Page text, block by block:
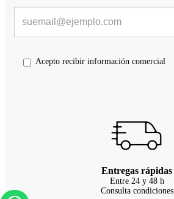
Acepto recibir información comercial
Entregas rápidas
Entre 24 y 48 h
Consulta condiciones